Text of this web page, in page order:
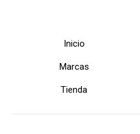
Inicio
Marcas
Tienda